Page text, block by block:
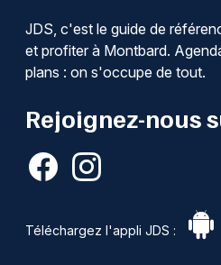
JDS, c'est le guide de
et profiter à Montbard.
plans : on s'occupe de tout.
Rejoignez-nous
Téléchargez l'appli JDS :